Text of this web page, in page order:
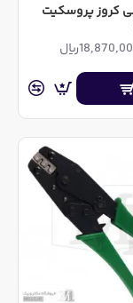
کروز پروسکیت